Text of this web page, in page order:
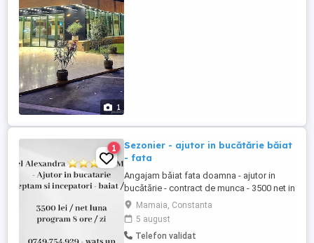
1
1
Sezonier - ajutor in bucătărie băiat
- fata
Angajam băiat fata doamna - ajutor in
bucătărie - contract de munca - 3500 net in
mana - sezonier - program 8 ore zi pentru
mai multe detalii - contactați-ma la
numărul din poza de profil.
Mamaia, Constanta
5 august
Telefon validat